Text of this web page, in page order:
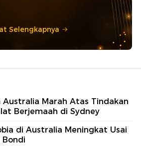
Selengkapnya
Australia Marah Atas Tindakan
Berjemaah di Sydney
di Australia Meningkat Usai